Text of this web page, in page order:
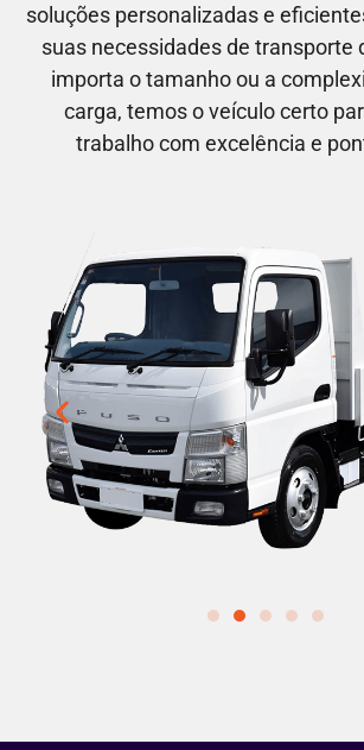
soluções personalizadas e
suas necessidades de transporte
importa o tamanho ou a
carga, temos o veículo certo
trabalho com excelência e